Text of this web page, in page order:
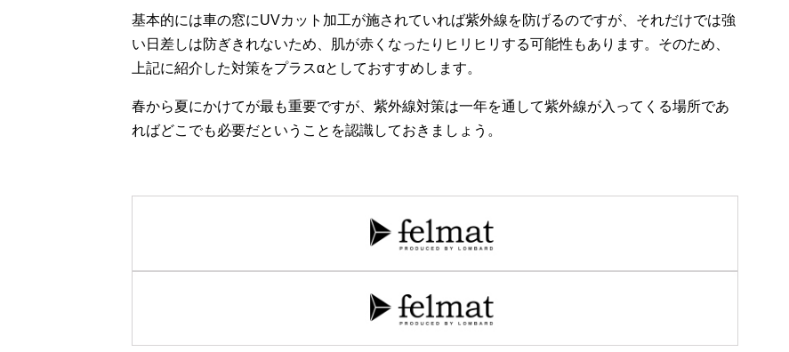
基本的には車の窓にUVカット加工が施されていれば紫外線を防げるのですが、それだけでは強
い日差しは防ぎきれないため、肌が赤くなったりヒリヒリする可能性もあります。そのため、
上記に紹介した対策をプラスαとしておすすめします。
春から夏にかけてが最も重要ですが、紫外線対策は一年を通して紫外線が入ってくる場所であ
ればどこでも必要だということを認識しておきましょう。